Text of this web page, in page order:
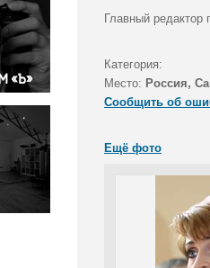
Главный
Категория:
Место: Россия,
Сообщить об
Ещё фото